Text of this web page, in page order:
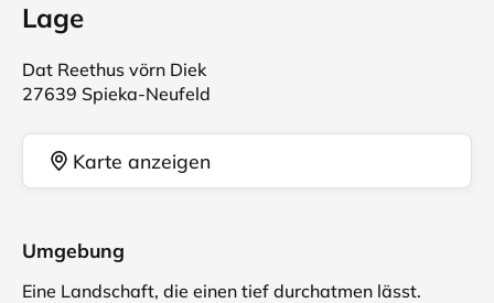
Lage
Dat Reethus vörn Diek
27639 Spieka-Neufeld
Karte anzeigen
Umgebung
Eine Landschaft, die einen tief durchatmen lässt.